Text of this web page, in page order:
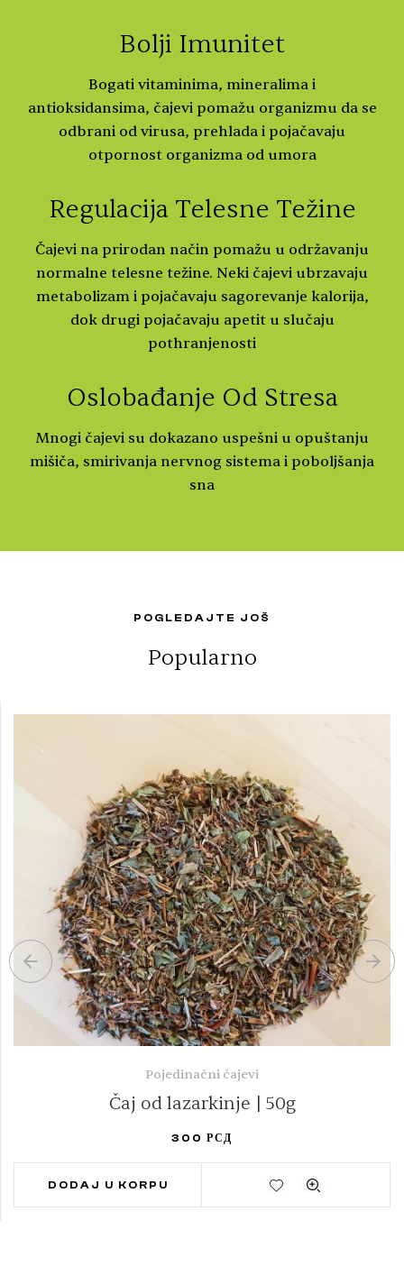
Bolji Imunitet
Bogati vitaminima, mineralima i
antioksidansima, čajevi pomažu organizmu da se
odbrani od virusa, prehlada i pojačavaju
otpornost organizma od umora
Regulacija Telesne Težine
Čajevi na prirodan način pomažu u održavanju
normalne telesne težine. Neki čajevi ubrzavaju
metabolizam i pojačavaju sagorevanje kalorija,
dok drugi pojačavaju apetit u slučaju
pothranjenosti
Oslobađanje Od Stresa
Mnogi čajevi su dokazano uspešni u opuštanju
mišiča, smirivanja nervnog sistema i poboljšanja
sna
POGLEDAJTE JOŠ
Popularno
Pojedinačni čajevi
Čaj od lazarkinje | 50g
300 РСД
DODAJ U KORPU